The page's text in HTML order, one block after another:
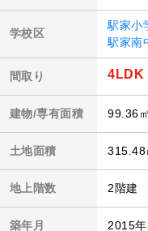
学校区
駅家小
駅家南
間取り 4LDK
建物/専有面積 99.36
土地面積 315.48
地上階数 2階建
築年月 2015年